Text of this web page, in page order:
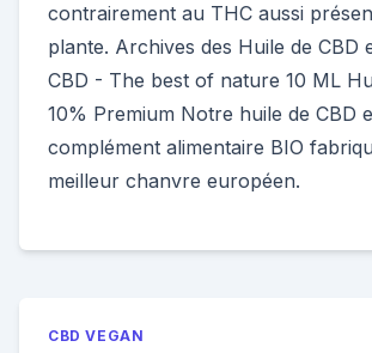
contrairement au THC aussi
plante. Archives des Huile de CBD
CBD - The best of nature 10 ML
10% Premium Notre huile de CBD
complément alimentaire BIO
meilleur chanvre européen.
CBD VEGAN